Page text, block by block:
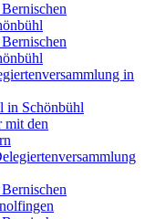
in
in Schönbühl
mit den